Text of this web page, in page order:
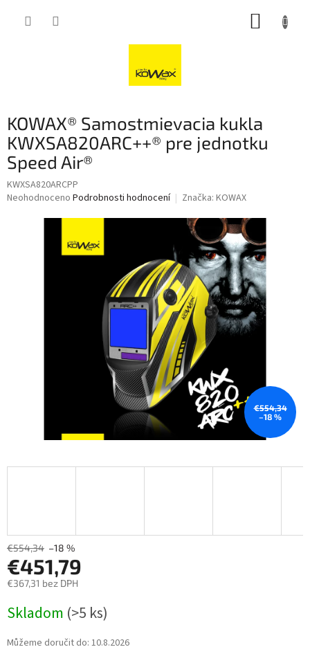
KOWAX® Samostmievacia kukla
KWXSA820ARC++® pre jednotku
Speed Air®
KWXSA820ARCPP
Průměrné
Neohodnoceno Podrobnosti hodnocení Značka: KOWAX
€554,34
–18 %
€554,34 –18 %
€451,79
€367,31 bez DPH
cena:
Skladom (>5 ks)
Můžeme doručit do: 10.8.2026